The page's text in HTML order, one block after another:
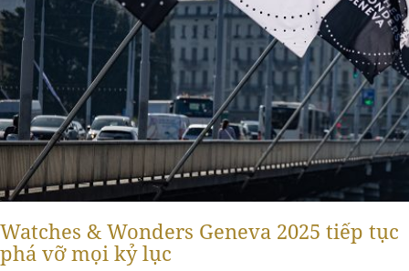
Watches & Wonders Geneva 2025 tiếp tục
phá vỡ mọi kỷ lục